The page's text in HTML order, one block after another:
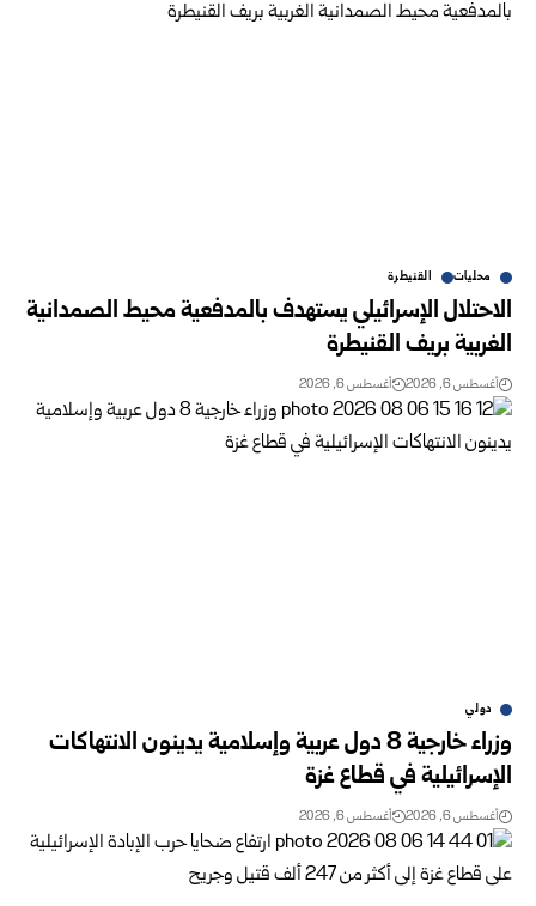
محليات القنيطرة
الاحتلال الإسرائيلي يستهدف بالمدفعية محيط الصمدانية
الغربية بريف القنيطرة
أغسطس 6, 2026 أغسطس 6, 2026
دولي
وزراء خارجية 8 دول عربية وإسلامية يدينون الانتهاكات
الإسرائيلية في قطاع غزة
أغسطس 6, 2026 أغسطس 6, 2026